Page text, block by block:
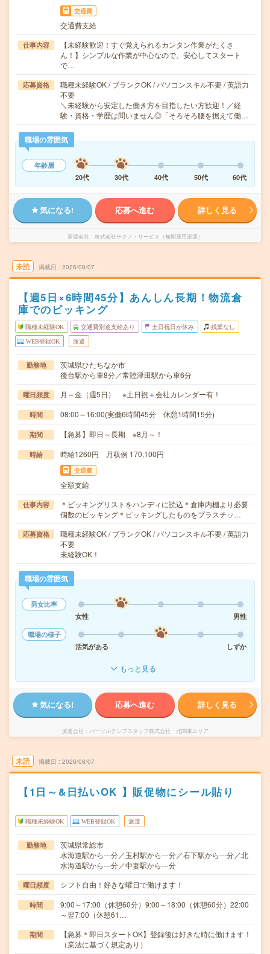
交通費
交通費支給
仕事内容
【未経験歓迎！すぐ覚えられるカンタン作業がたくさ
ん！】シンプルな作業が中心なので、安心してスタート
で…
応募資格
職種未経験OK / ブランクOK / パソコンスキル不要 / 英語力
不要
＼未経験から安定した働き方を目指したい方歓迎！／経
験・資格・学歴は問いません◎「そろそろ腰を据えて働…
職場の雰囲気
年齢層
20代
30代 40代 50代 60代
気になる! 応募へ進む 詳しく見る
派遣会社 株式会社テクノ・サービス（無期雇用派遣）
未読 掲載日 2026/08/07
【週5日×6時間45分】あんしん長期！物流倉
庫でのピッキング
職種未経験OK 交通費別途支給あり 土日祝日が休み 残業なし
WEB登録OK 派遣
勤務地
茨城県ひたちなか市
後台駅から車8分／常陸津田駅から車6分
曜日頻度 月～金（週5日） ※土日祝＋会社カレンダー有！
時間 08:00～16:00(実働6時間45分 休憩1時間15分)
期間 【急募】即日～長期 ※8月～！
時給 時給1260円 月収例 170,100円
交通費
全額支給
仕事内容
＊ピッキングリストをハンディに読込＊倉庫内棚より必要
個数のピッキング＊ピッキングしたものをプラスチッ…
応募資格
職種未経験OK / ブランクOK / パソコンスキル不要 / 英語力
不要
未経験OK！
職場の雰囲気
男女比率
女性
男性
職場の様子
活気がある
しずか
もっと見る
気になる! 応募へ進む 詳しく見る
派遣会社 パーソルテンプスタッフ株式会社 北関東エリア
未読 掲載日 2026/08/07
【1日～&日払いOK 】販促物にシール貼り
職種未経験OK WEB登録OK 派遣
勤務地
茨城県常総市
水海道駅から---分／玉村駅から---分／石下駅から---分／北
水海道駅から---分／中妻駅から---分
曜日頻度 シフト自由！好きな曜日で働けます！
時間
9:00～17:00（休憩60分）9:00～18:00（休憩60分）22:00
～翌7:00（休憩61…
期間
【急募＊即日スタートOK】登録後は好きな時に働けます！
（業法に基づく規定あり）